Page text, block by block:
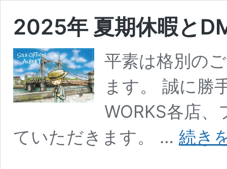
2025年 夏期休暇と
平素は格別の
ます。 誠に勝
WORKS各店
ていただきます。 … 続き